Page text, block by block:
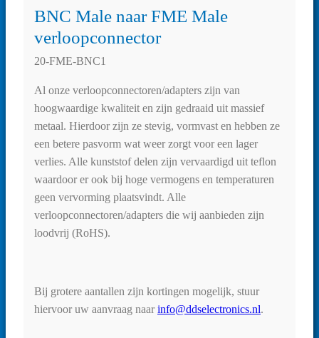
BNC Male naar FME Male
verloopconnector
20-FME-BNC1
Al onze verloopconnectoren/adapters zijn van
hoogwaardige kwaliteit en zijn gedraaid uit massief
metaal. Hierdoor zijn ze stevig, vormvast en hebben ze
een betere pasvorm wat weer zorgt voor een lager
verlies. Alle kunststof delen zijn vervaardigd uit teflon
waardoor er ook bij hoge vermogens en temperaturen
geen vervorming plaatsvindt. Alle
verloopconnectoren/adapters die wij aanbieden zijn
loodvrij (RoHS).
Bij grotere aantallen zijn kortingen mogelijk, stuur
hiervoor uw aanvraag naarinfo@ddselectronics.nl.